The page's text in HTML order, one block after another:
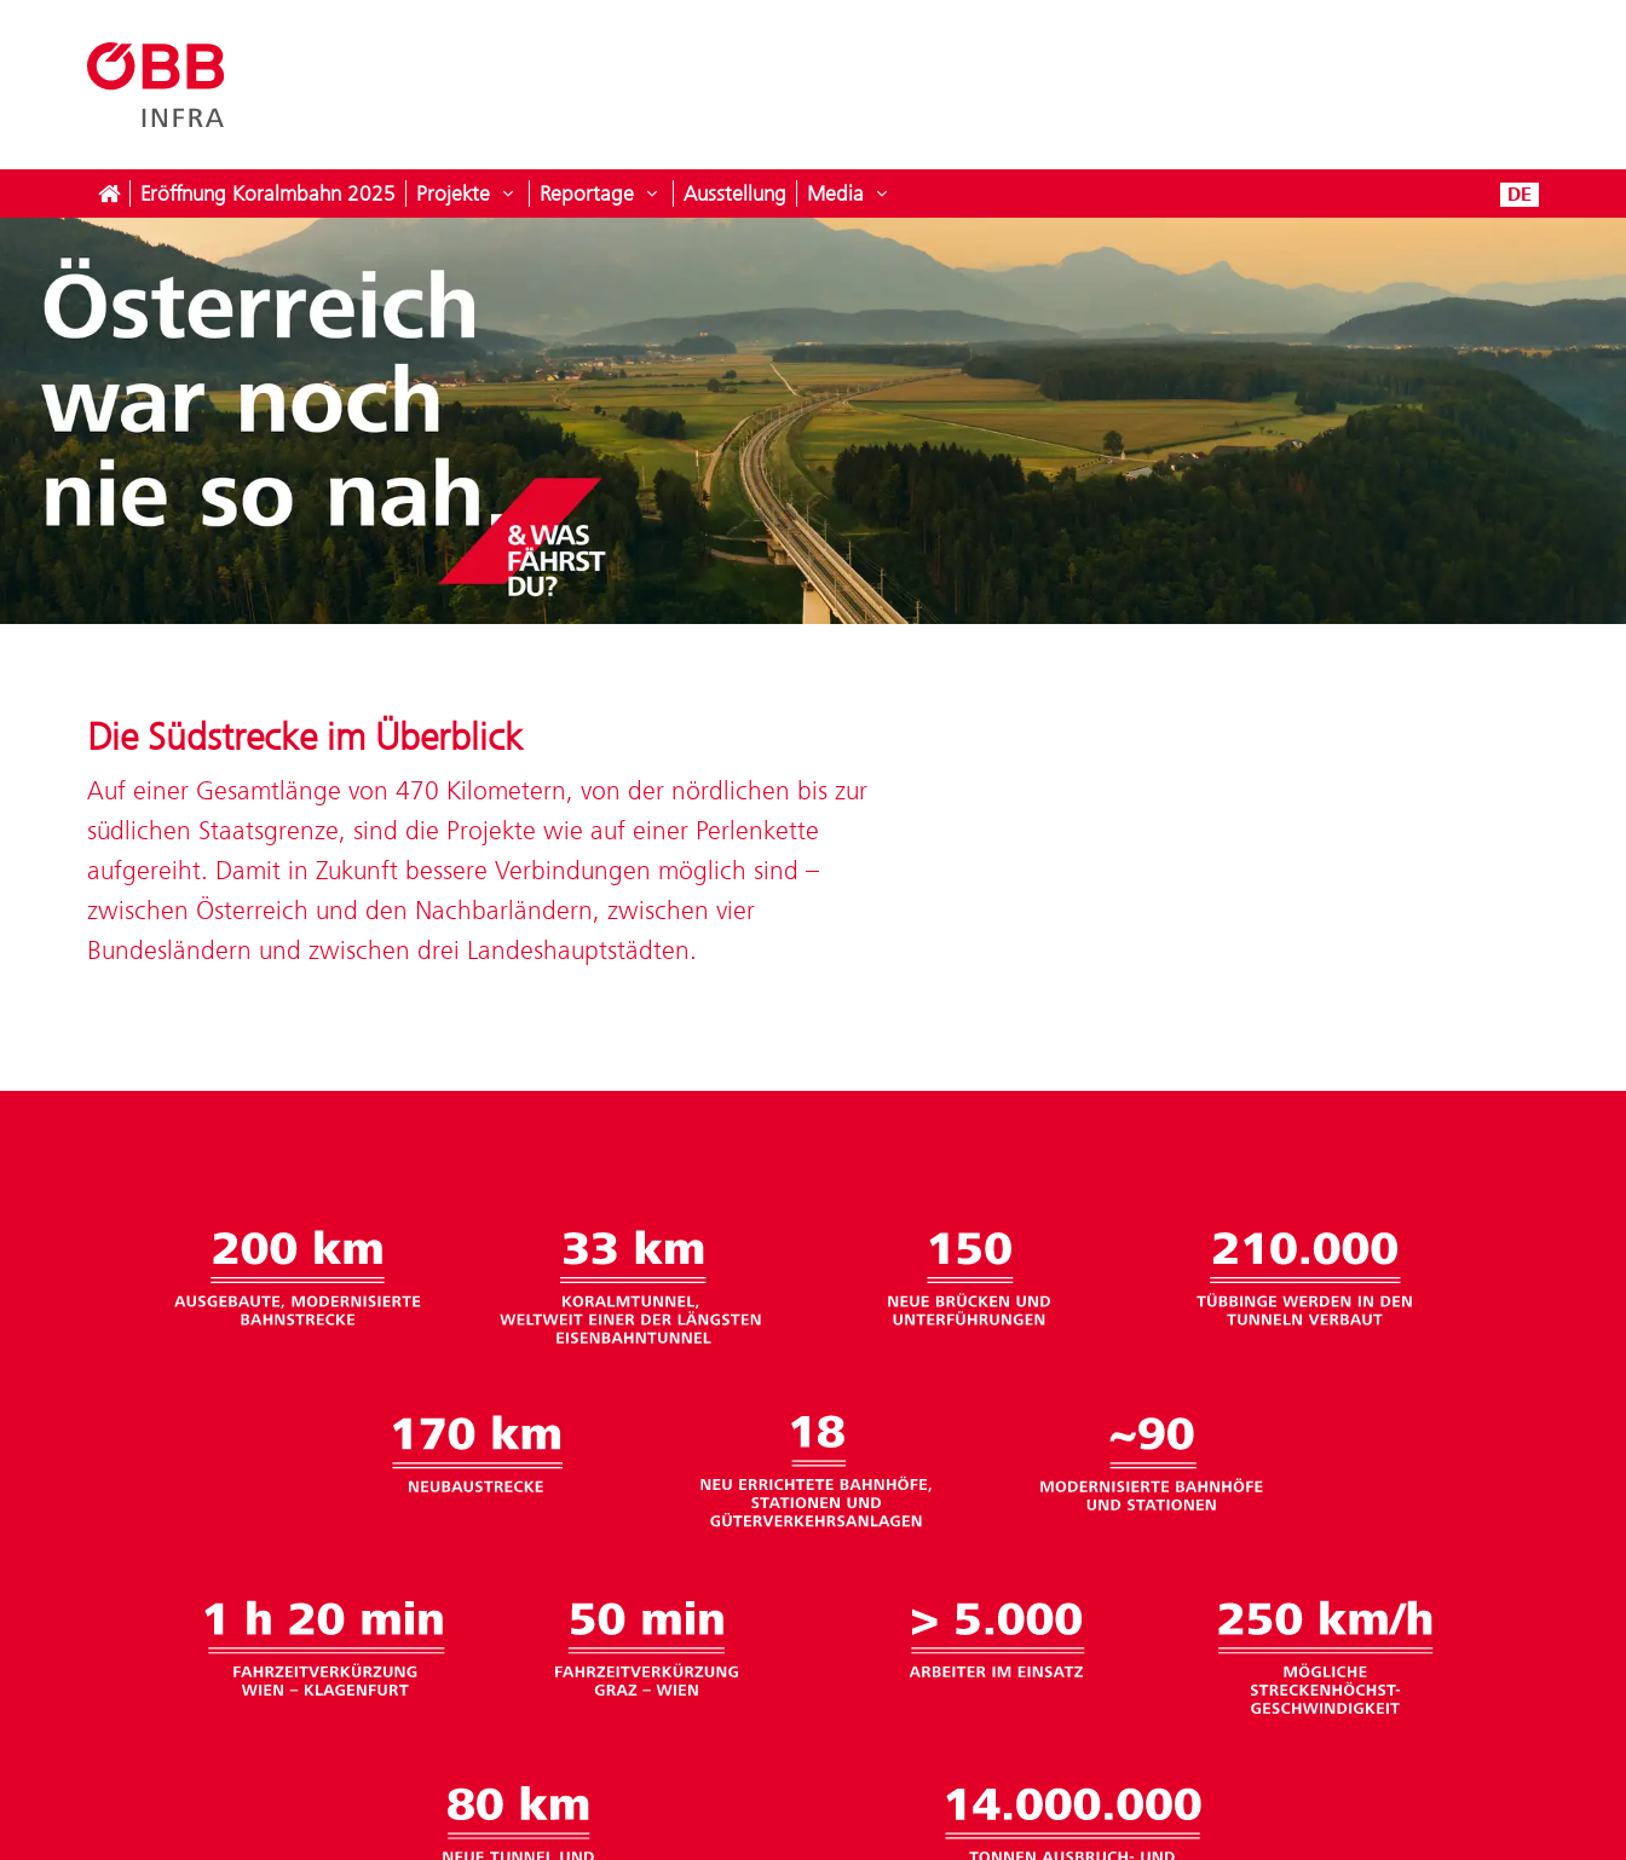
Eröffnung Koralmbahn 2025 Projekte Untermenü öffnen für Projekte
Reportage Untermenü öffnen für Reportage
Ausstellung Media Untermenü öffnen für Media DE
Die Südstrecke im Überblick
Auf einer Gesamtlänge von 470 Kilometern, von der nördlichen bis zur
südlichen Staatsgrenze, sind die Projekte wie auf einer Perlenkette
aufgereiht. Damit in Zukunft bessere Verbindungen möglich sind –
zwischen Österreich und den Nachbarländern, zwischen vier
Bundesländern und zwischen drei Landeshauptstädten.